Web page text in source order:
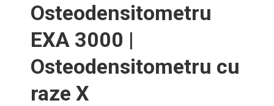
Osteodensitometru
EXA 3000 |
Osteodensitometru cu
raze X